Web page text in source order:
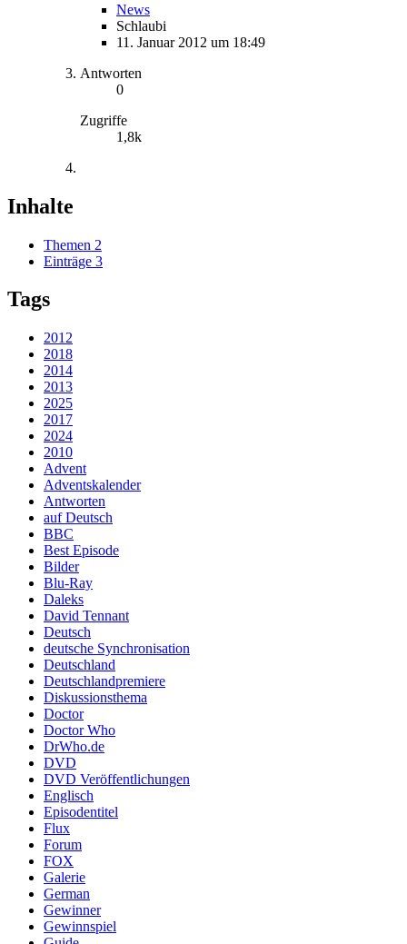
News
Schlaubi
11. Januar 2012 um 18:49
Antworten
0
Zugriffe
1,8k
Inhalte
Themen 2
Einträge 3
Tags
2012
2018
2014
2013
2025
2017
2024
2010
Advent
Adventskalender
Antworten
auf Deutsch
BBC
Best Episode
Bilder
Blu-Ray
Daleks
David Tennant
Deutsch
deutsche Synchronisation
Deutschland
Deutschlandpremiere
Diskussionsthema
Doctor
Doctor Who
DrWho.de
DVD
DVD Veröffentlichungen
Englisch
Episodentitel
Flux
Forum
FOX
Galerie
German
Gewinner
Gewinnspiel